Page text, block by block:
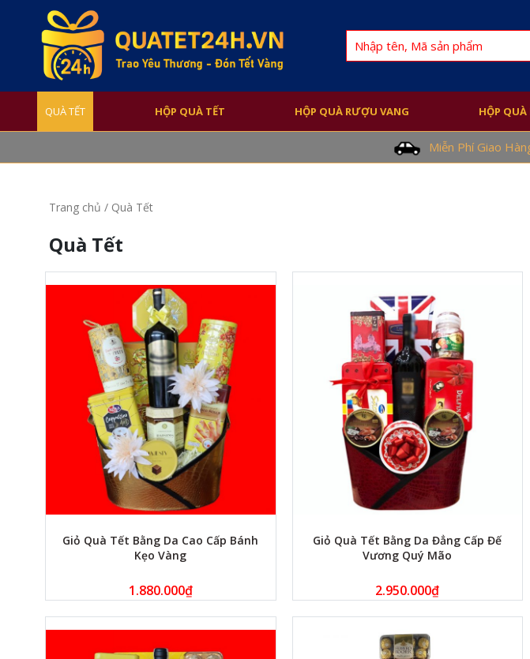
Search
for:
QUÀ TẾT HỘP QUÀ TẾT HỘP QUÀ RƯỢU VANG HỘP
Miễn Phí Giao
Trang chủ / Quà Tết
Quà Tết
Giỏ Quà Tết Bằng Da Cao Cấp Bánh
Kẹo Vàng
1.880.000₫
Giỏ Quà Tết Bằng Da Đẳng Cấp Đế
Vương Quý Mão
2.950.000₫